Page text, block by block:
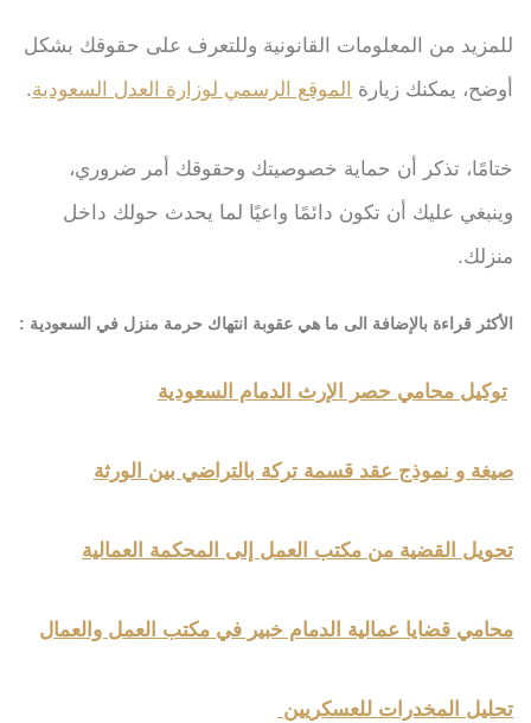
للمزيد من المعلومات القانونية وللتعرف على حقوقك بشكل
أوضح، يمكنك زيارة
الموقع الرسمي لوزارة العدل السعودية.
ختامًا، تذكر أن حماية خصوصيتك وحقوقك أمر ضروري،
وينبغي عليك أن تكون دائمًا واعيًا لما يحدث حولك داخل
منزلك.
الأكثر قراءة بالإضافة الى ما هي عقوبة انتهاك حرمة منزل في السعودية :
توكيل محامي حصر الإرث الدمام السعودية
صيغة و نموذج عقد قسمة تركة بالتراضي بين الورثة
تحويل القضية من مكتب العمل إلى المحكمة العمالية
محامي قضايا عمالية الدمام خبير في مكتب العمل والعمال
تحليل المخدرات للعسكريين